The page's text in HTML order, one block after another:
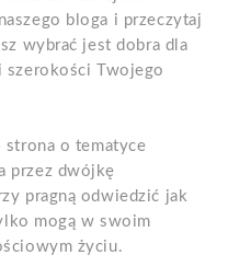
bloga i przeczytaj
wybrać jest dobra dla
szerokości Twojego
strona o tematyce
przez dwójkę
pragną odwiedzić jak
mogą w swoim
życiu.